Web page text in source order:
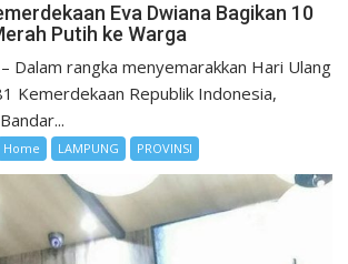
Eva Dwiana Bagikan 10
Putih ke Warga
Dalam rangka menyemarakkan Hari Ulang
Kemerdekaan Republik Indonesia,
Home LAMPUNG PROVINSI